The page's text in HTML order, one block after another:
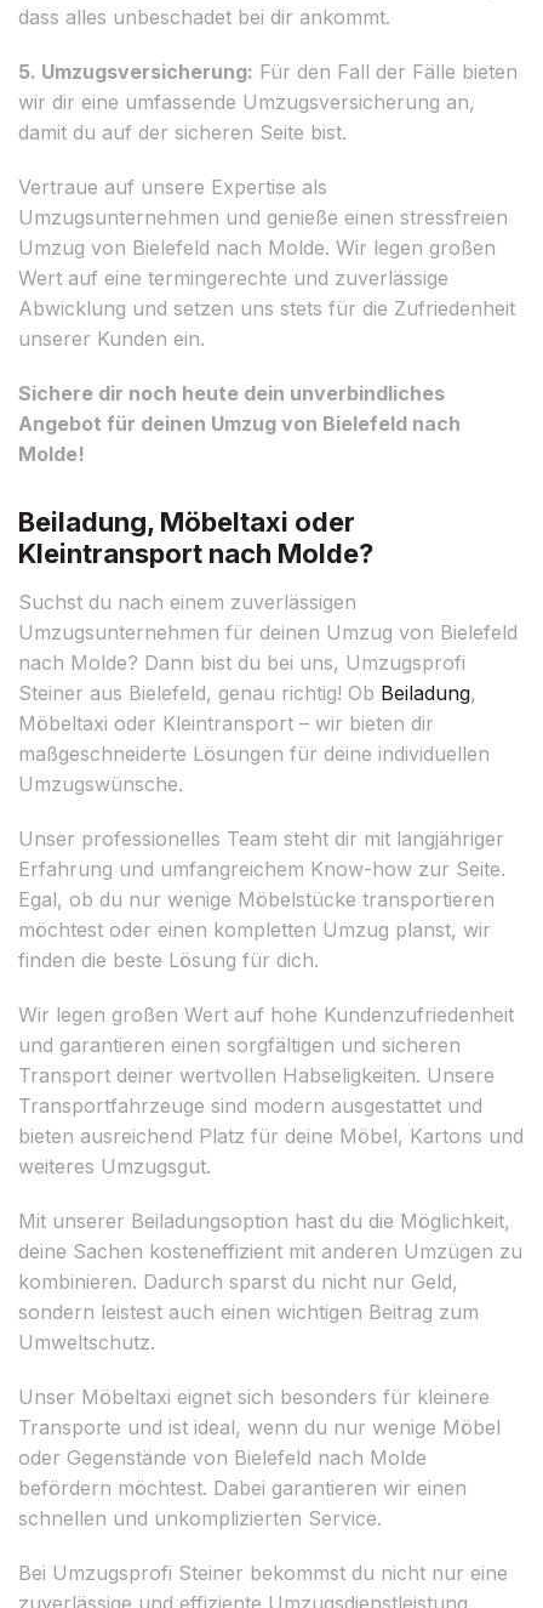
dass alles unbeschadet bei dir ankommt.
5. Umzugsversicherung: Für den Fall der Fälle bieten
wir dir eine umfassende Umzugsversicherung an,
damit du auf der sicheren Seite bist.
Vertraue auf unsere Expertise als
Umzugsunternehmen und genieße einen stressfreien
Umzug von Bielefeld nach Molde. Wir legen großen
Wert auf eine termingerechte und zuverlässige
Abwicklung und setzen uns stets für die Zufriedenheit
unserer Kunden ein.
Sichere dir noch heute dein unverbindliches
Angebot für deinen Umzug von Bielefeld nach
Molde!
Beiladung, Möbeltaxi oder
Kleintransport nach Molde?
Suchst du nach einem zuverlässigen
Umzugsunternehmen für deinen Umzug von Bielefeld
nach Molde? Dann bist du bei uns, Umzugsprofi
Steiner aus Bielefeld, genau richtig! Ob Beiladung,
Möbeltaxi oder Kleintransport – wir bieten dir
maßgeschneiderte Lösungen für deine individuellen
Umzugswünsche.
Unser professionelles Team steht dir mit langjähriger
Erfahrung und umfangreichem Know-how zur Seite.
Egal, ob du nur wenige Möbelstücke transportieren
möchtest oder einen kompletten Umzug planst, wir
finden die beste Lösung für dich.
Wir legen großen Wert auf hohe Kundenzufriedenheit
und garantieren einen sorgfältigen und sicheren
Transport deiner wertvollen Habseligkeiten. Unsere
Transportfahrzeuge sind modern ausgestattet und
bieten ausreichend Platz für deine Möbel, Kartons und
weiteres Umzugsgut.
Mit unserer Beiladungsoption hast du die Möglichkeit,
deine Sachen kosteneffizient mit anderen Umzügen zu
kombinieren. Dadurch sparst du nicht nur Geld,
sondern leistest auch einen wichtigen Beitrag zum
Umweltschutz.
Unser Möbeltaxi eignet sich besonders für kleinere
Transporte und ist ideal, wenn du nur wenige Möbel
oder Gegenstände von Bielefeld nach Molde
befördern möchtest. Dabei garantieren wir einen
schnellen und unkomplizierten Service.
Bei Umzugsprofi Steiner bekommst du nicht nur eine
zuverlässige und effiziente Umzugsdienstleistung,